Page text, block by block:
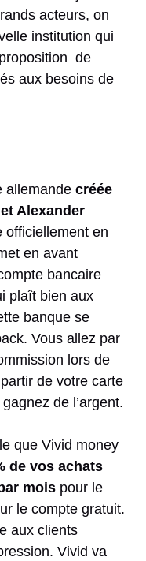
acteurs, on
institution qui
de
aux besoins de
allemande créée
Alexander
officiellement en
en avant
bancaire
plaît bien aux
banque se
Vous allez par
lors de
de votre carte
de l’argent.
que Vivid money
de vos achats
mois pour le
le compte gratuit.
aux clients
Vivid va